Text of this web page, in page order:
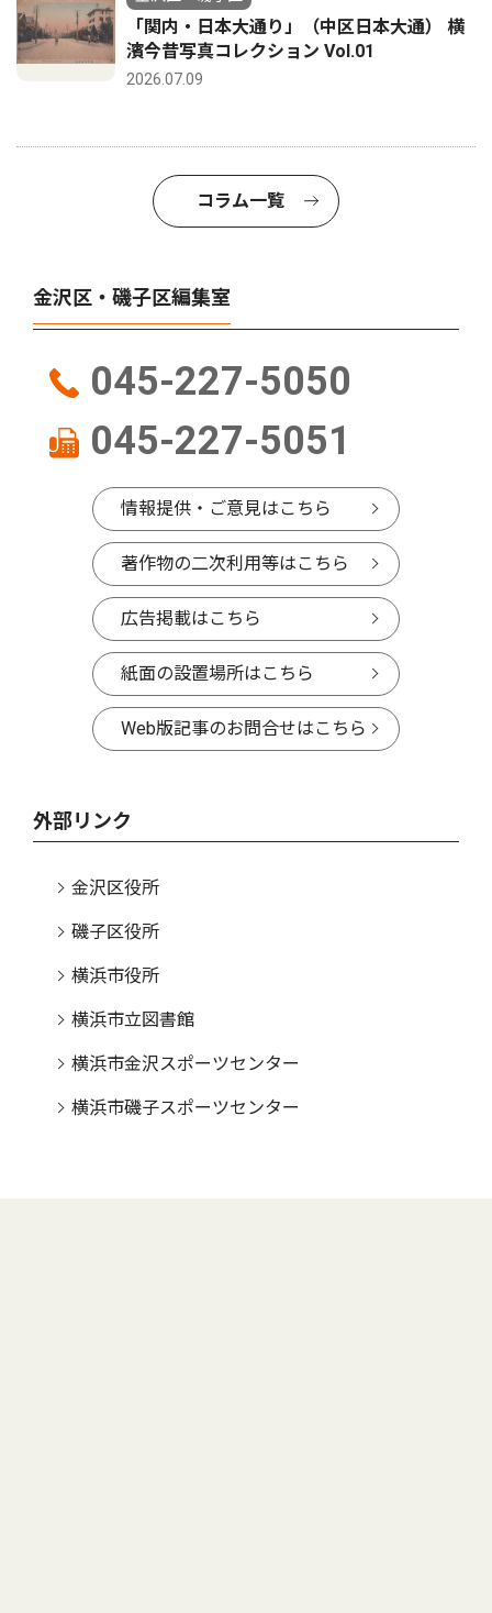
「関内・日本大通り」（中区日本大通） 横
濱今昔写真コレクション Vol.01
2026.07.09
コラム一覧
金沢区・磯子区編集室
045-227-5050
045-227-5051
情報提供・ご意見はこちら
著作物の二次利用等はこちら
広告掲載はこちら
紙面の設置場所はこちら
Web版記事のお問合せはこちら
外部リンク
金沢区役所
磯子区役所
横浜市役所
横浜市立図書館
横浜市金沢スポーツセンター
横浜市磯子スポーツセンター